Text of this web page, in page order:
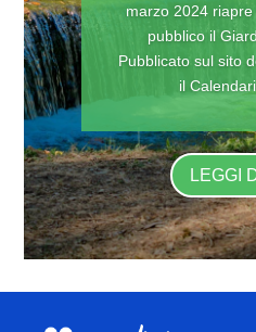
marzo 2024
pubblico il
Pubblicato sul sito
il
LEGGI